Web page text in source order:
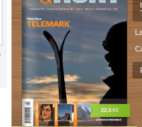
22.5Kč